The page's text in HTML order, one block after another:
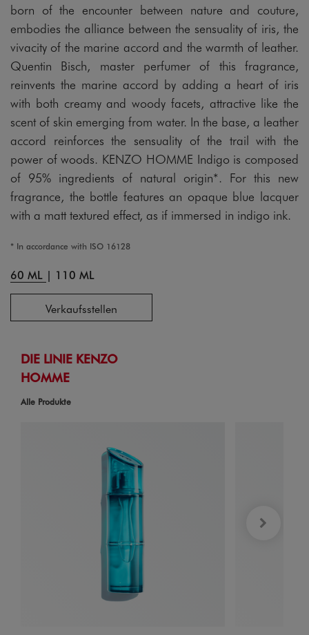
born of the encounter between nature and couture,
embodies the alliance between the sensuality of iris, the
vivacity of the marine accord and the warmth of leather.
Quentin Bisch, master perfumer of this fragrance,
reinvents the marine accord by adding a heart of iris
with both creamy and woody facets, attractive like the
scent of skin emerging from water. In the base, a leather
accord reinforces the sensuality of the trail with the
power of woods. KENZO HOMME Indigo is composed
of 95% ingredients of natural origin*. For this new
fragrance, the bottle features an opaque blue lacquer
with a matt textured effect, as if immersed in indigo ink.
* In accordance with ISO 16128
60 ML | 110 ML
Verkaufsstellen
DIE LINIE KENZO
HOMME
Alle Produkte